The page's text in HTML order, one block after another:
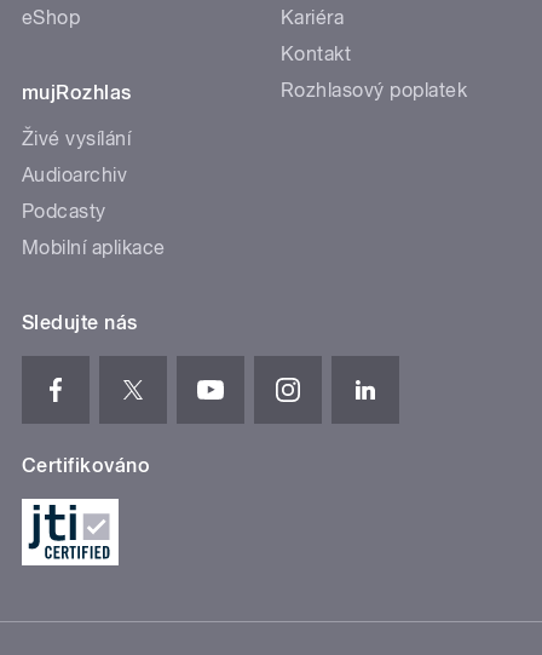
eShop
mujRozhlas
Živé vysílání
Audioarchiv
Podcasty
Mobilní aplikace
Kariéra
Kontakt
Rozhlasový poplatek
Sledujte nás
Certifikováno